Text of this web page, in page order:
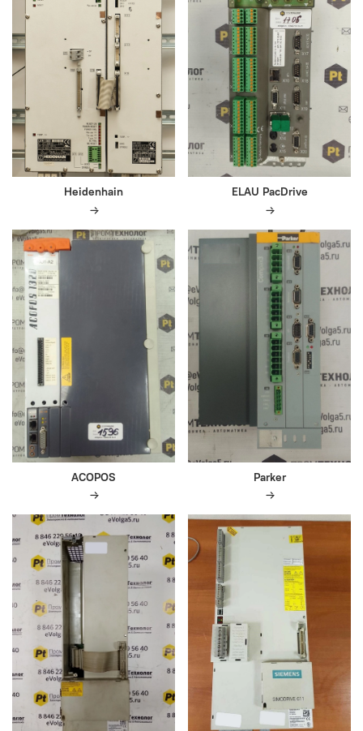
Heidenhain ELAU PacDrive
ACOPOS Parker